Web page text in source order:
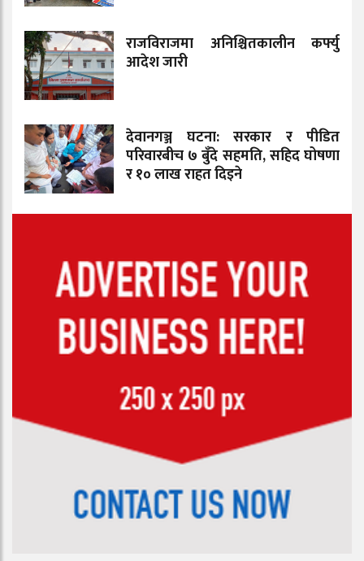
राजविराजमा अनिश्चितकालीन कर्फ्यु
आदेश जारी
देवानगञ्ज घटना: सरकार र पीडित
परिवारबीच ७ बुँदे सहमति, सहिद घोषणा
र १० लाख राहत दिइने